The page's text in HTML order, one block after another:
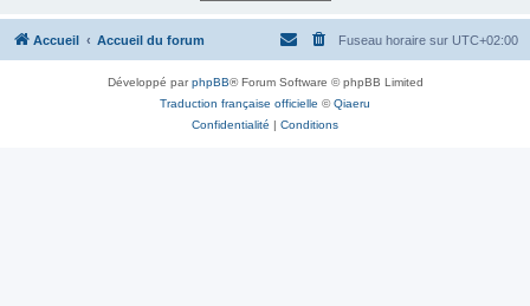
Accueil Accueil du forum Fuseau horaire sur UTC+02:00
Développé parphpBB® Forum Software © phpBB Limited
Traduction française officielle ©Qiaeru
Confidentialité | Conditions